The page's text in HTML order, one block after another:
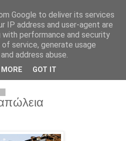
Google to deliver its services
IP address and user-agent are
with performance and security
service, generate usage
address abuse.
GOT IT